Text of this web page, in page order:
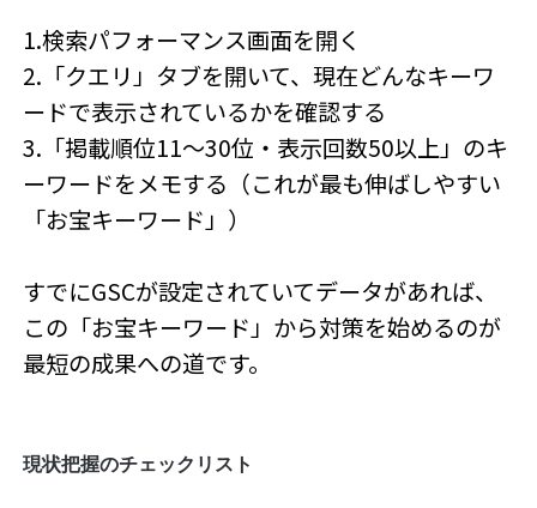
1.検索パフォーマンス画面を開く
2.「クエリ」タブを開いて、現在どんなキーワ
ードで表示されているかを確認する
3.「掲載順位11〜30位・表示回数50以上」のキ
ーワードをメモする（これが最も伸ばしやすい
「お宝キーワード」）
すでにGSCが設定されていてデータがあれば、
この「お宝キーワード」から対策を始めるのが
最短の成果への道です。
現状把握のチェックリスト